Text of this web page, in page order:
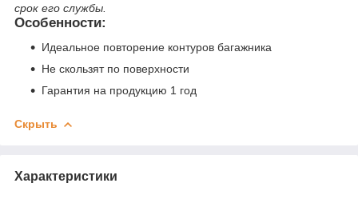
срок его службы.
Особенности:
Идеальное повторение контуров багажника
Не скользят по поверхности
Гарантия на продукцию 1 год
Скрыть
Характеристики